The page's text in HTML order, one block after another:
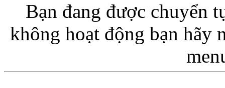
Bạn đang được chuyển
không hoạt động bạn hãy